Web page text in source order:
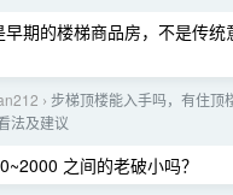
早期的楼梯商品房，不是传统
› 步梯顶楼能入手吗，有住顶
法及建议
之间的老破小吗？